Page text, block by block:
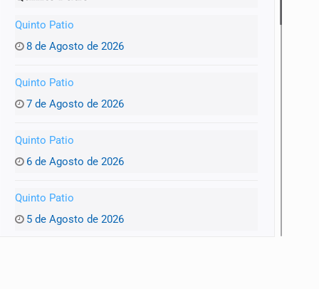
Quinto Patio
8 de Agosto de 2026
Quinto Patio
7 de Agosto de 2026
Quinto Patio
6 de Agosto de 2026
Quinto Patio
5 de Agosto de 2026